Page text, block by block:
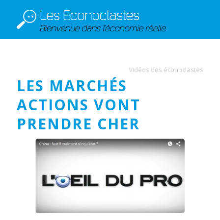
Vidéos des éconoclastes
LES MARCHÉS
ACTIONS VONT
PRENDRE CHER